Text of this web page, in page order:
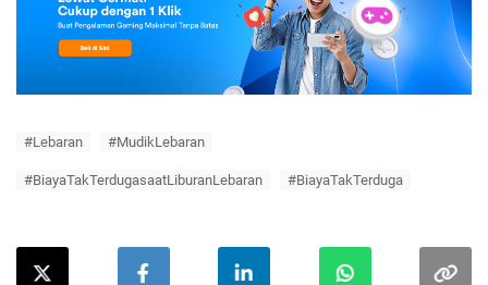
#Lebaran #MudikLebaran
#BiayaTakTerdugasaatLiburanLebaran #BiayaTakTerduga